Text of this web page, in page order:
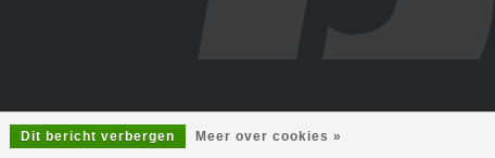
Dit bericht verbergen Meer over cookies »